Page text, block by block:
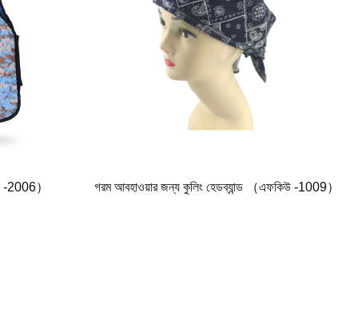
-2006） গরম আবহাওয়ার জন্য কুলিং হেডব্যান্ড （এফকিউ -1009）